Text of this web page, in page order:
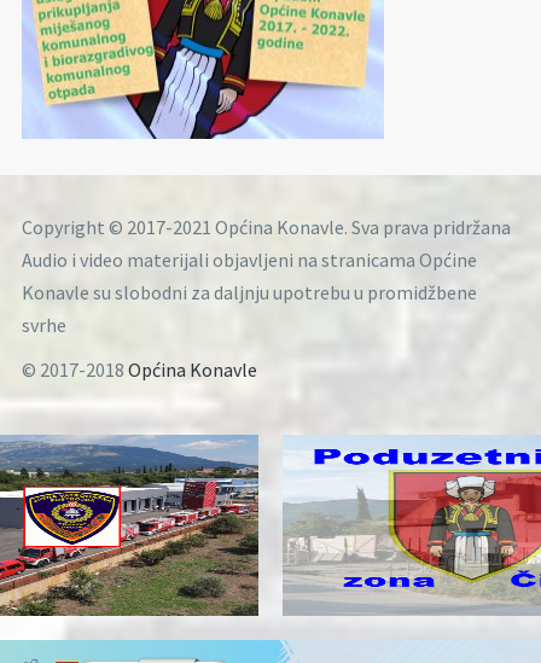
Copyright © 2017-2021 Općina Konavle. Sva prava pridržana
Audio i video materijali objavljeni na stranicama Općine
Konavle su slobodni za daljnju upotrebu u promidžbene
svrhe
© 2017-2018 Općina Konavle